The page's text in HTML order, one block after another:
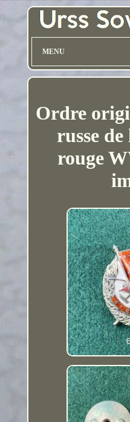
MENU
Ordre
russe
rouge